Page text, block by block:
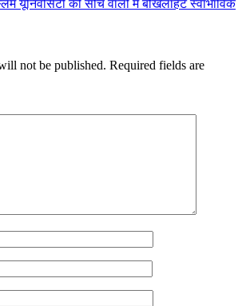
यूनिवर्सिटी की सोच वालों मे बौखलाहट स्वाभाविक
not be published. Required fields are